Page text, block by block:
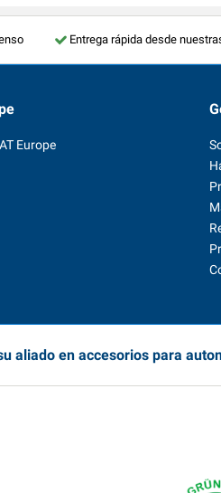
Entrega rápida desde
Europe
aliado en accesorios para